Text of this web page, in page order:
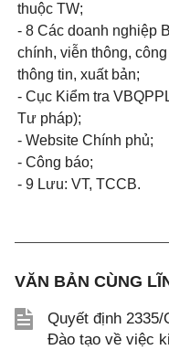
thuộc TW;
- 8 Các doanh nghiệp
chính, viễn thông,
thông tin, xuất bản;
- Cục Kiểm tra
Tư pháp);
- Website Chính phủ;
- Công báo;
- 9 Lưu: VT, TCCB.
VĂN BẢN CÙNG
Quyết định
Đào tạo về việc